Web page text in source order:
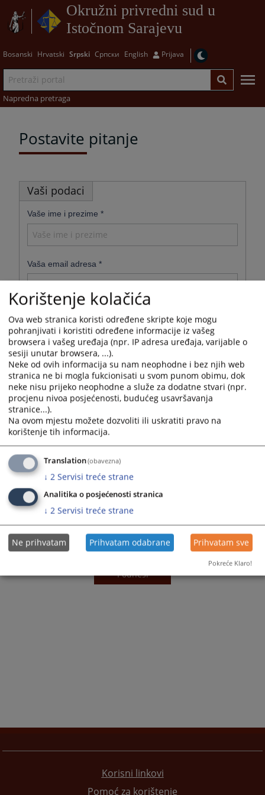
Okružni privredni sud u
Istočnom Sarajevu
Bosanski Hrvatski Srpski Српски English Prijava
Napredna pretraga
Postavite pitanje
Vaši podaci
Vaše ime i prezime *
Vaša email adresa *
Tema i sadržaj pitanja
Oblast ili tema na koju se odnosi pitanje *
Tekst pitanja *
Podnesi
Korisni linkovi
Pomoć za korištenje
Korištenje kolačića
Ova web stranica koristi određene skripte koje mogu
pohranjivati i koristiti određene informacije iz vašeg
browsera i vašeg uređaja (npr. IP adresa uređaja, varijable o
sesiji unutar browsera, ...).
Neke od ovih informacija su nam neophodne i bez njih web
stranica ne bi mogla fukcionisati u svom punom obimu, dok
neke nisu prijeko neophodne a služe za dodatne stvari (npr.
procjenu nivoa posjećenosti, budućeg usavršavanja
stranice...).
Na ovom mjestu možete dozvoliti ili uskratiti pravo na
korištenje tih informacija.
Translation(obavezna)
↓ 2 Servisi treće strane
Analitika o posjećenosti stranica
↓ 2 Servisi treće strane
Ne prihvatam Prihvatam odabrane Prihvatam sve
Pokreće Klaro!